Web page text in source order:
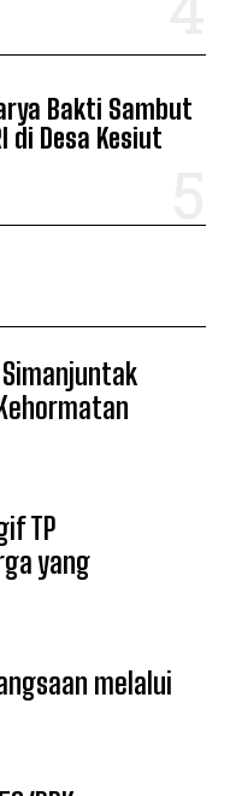
Bakti Sambut
di Desa Kesiut
TP
yang
melalui